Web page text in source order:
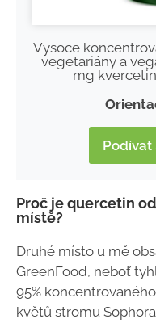
Vysoce
vegetariány a
mg
Proč je quercetin
místě?
Druhé místo u mě
GreenFood, neboť
95%
květů stromu